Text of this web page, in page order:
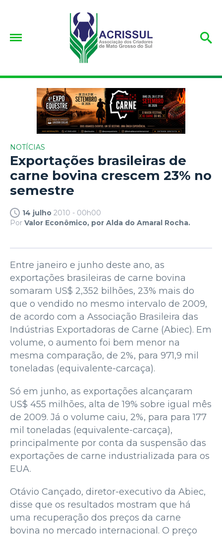
NOTÍCIAS
Exportações brasileiras de
carne bovina crescem 23% no
semestre
14 julho 2010 - 00h00
Por Valor Econômico, por Alda do Amaral Rocha.
Entre janeiro e junho deste ano, as
exportações brasileiras de carne bovina
somaram US$ 2,352 bilhões, 23% mais do
que o vendido no mesmo intervalo de 2009,
de acordo com a Associação Brasileira das
Indústrias Exportadoras de Carne (Abiec). Em
volume, o aumento foi bem menor na
mesma comparação, de 2%, para 971,9 mil
toneladas (equivalente-carcaça).
Só em junho, as exportações alcançaram
US$ 455 milhões, alta de 19% sobre igual mês
de 2009. Já o volume caiu, 2%, para para 177
mil toneladas (equivalente-carcaça),
principalmente por conta da suspensão das
exportações de carne industrializada para os
EUA.
Otávio Cançado, diretor-executivo da Abiec,
disse que os resultados mostram que há
uma recuperação dos preços da carne
bovina no mercado internacional. O preço